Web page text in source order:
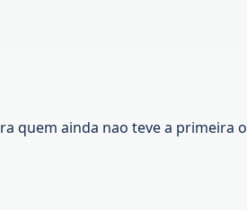
quem ainda nao teve a primeira